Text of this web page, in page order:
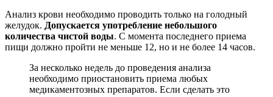
Анализ крови необходимо проводить только на голодный
желудок. Допускается употребление небольшого
количества чистой воды. С момента последнего приема
пищи должно пройти не меньше 12, но и не более 14 часов.
За несколько недель до проведения анализа
необходимо приостановить приема любых
медикаментозных препаратов. Если сделать это